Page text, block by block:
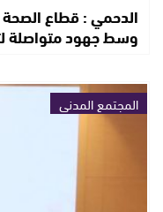
الدحمي : قطاع
وسط جهود متواصلة
المجتمع المدني